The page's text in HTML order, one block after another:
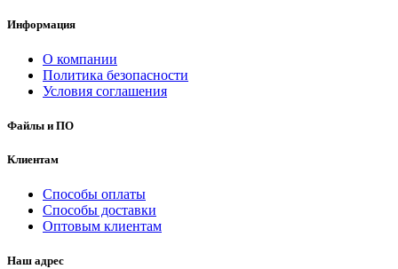
Информация
О компании
Политика безопасности
Условия соглашения
Файлы и ПО
Клиентам
Способы оплаты
Способы доставки
Оптовым клиентам
Наш адрес